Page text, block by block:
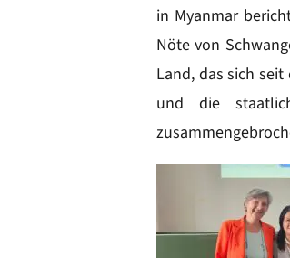
in Myanmar
Nöte von
Land, das sich
und die